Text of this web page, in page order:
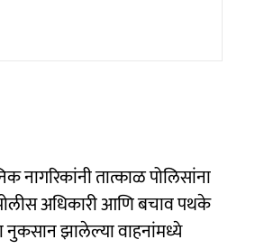
नागरिकांनी तात्काळ पोलिसांना
पोलीस अधिकारी आणि बचाव पथके
झालेल्या वाहनांमध्ये